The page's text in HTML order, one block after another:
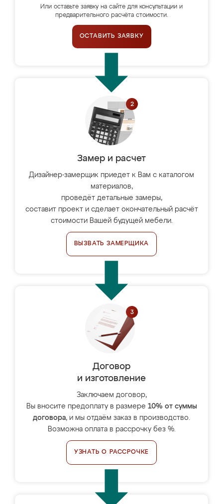
Или оставьте заявку на сайте для консультации и
предварительного расчёта стоимости.
ОСТАВИТЬ ЗАЯВКУ
Замер и расчет
Дизайнер-замерщик приедет к Вам с каталогом
материалов,
проведёт детальные замеры,
составит проект и сделает окончательный расчёт
стоимости Вашей будущей мебели.
ВЫЗВАТЬ ЗАМЕРЩИКА
Договор
и изготовление
Заключаем договор,
Вы вносите предоплату в размере 10% от суммы
договора, и мы отдаём заказ в производство.
Возможна оплата в рассрочку без %.
УЗНАТЬ О РАССРОЧКЕ